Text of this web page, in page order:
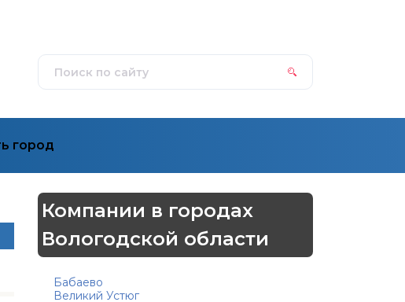
город
Компании в городах
Вологодской области
Бабаево
Великий Устюг